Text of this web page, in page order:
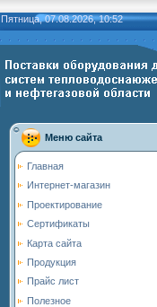
Пятница, 07.08.2026, 10:52
Меню сайта
Главная
Интернет-магазин
Проектирование
Сертификаты
Карта сайта
Продукция
Прайс лист
Полезное